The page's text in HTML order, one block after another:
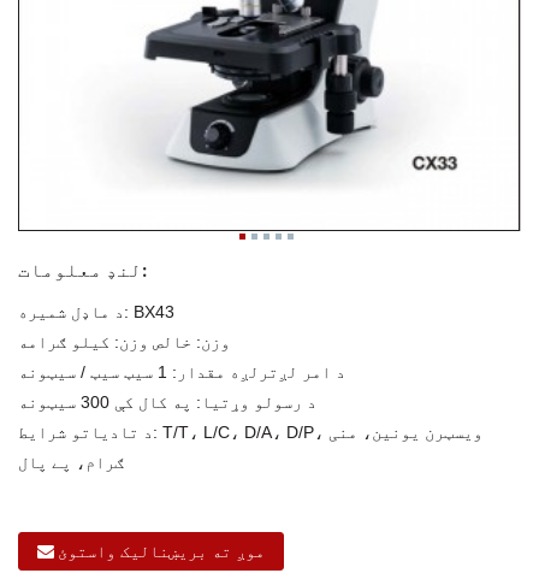
لنډ معلومات:
د ماډل شمیره: BX43
وزن: خالص وزن: کیلو ګرامه
د امر لږترلږه مقدار: 1 سیټ سیټ / سیټونه
د رسولو وړتیا: په کال کې 300 سیټونه
د تادیاتو شرایط: T/T، L/C، D/A، D/P، ویسټرن یونین، منی
ګرام، پے پال
موږ ته بریښنالیک واستوئ